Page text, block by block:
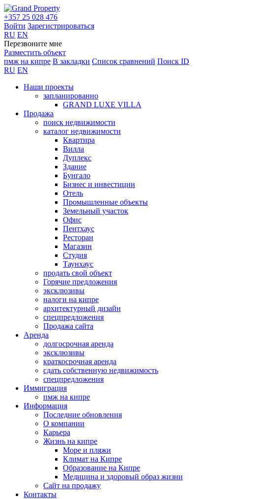
+357 25 028 476
Войти Зарегистрироваться
RU EN
Перезвоните мне
Разместить объект
пмж на кипре В закладки Список сравнений Поиск ID
RU EN
Наши проекты
запланированно
GRAND LUXE VILLA
Продажа
поиск недвижимости
каталог недвижимости
Квартира
Вилла
Дуплекс
Здание
Бунгало
Бизнес и инвестиции
Отель
Промышленные объекты
Земельный участок
Офис
Пентхаус
Ресторан
Магазин
Студия
Таунхаус
продать свой объект
Горячие предложения
эксклюзивы
налоги на кипре
архитектурный дизайн
спецпредложения
Продажа сайта
Аренда
долгосрочная аренда
эксклюзивы
краткосрочная аренда
сдать собственную недвижимость
спецпредложения
Иммиграция
пмж на кипре
Информация
Последние обновления
О компании
Карьера
Жизнь на кипре
Море и пляжи
Климат на Кипре
Образование на Кипре
Медицина и здоровый образ жизни
Сайт на продажу
Контакты